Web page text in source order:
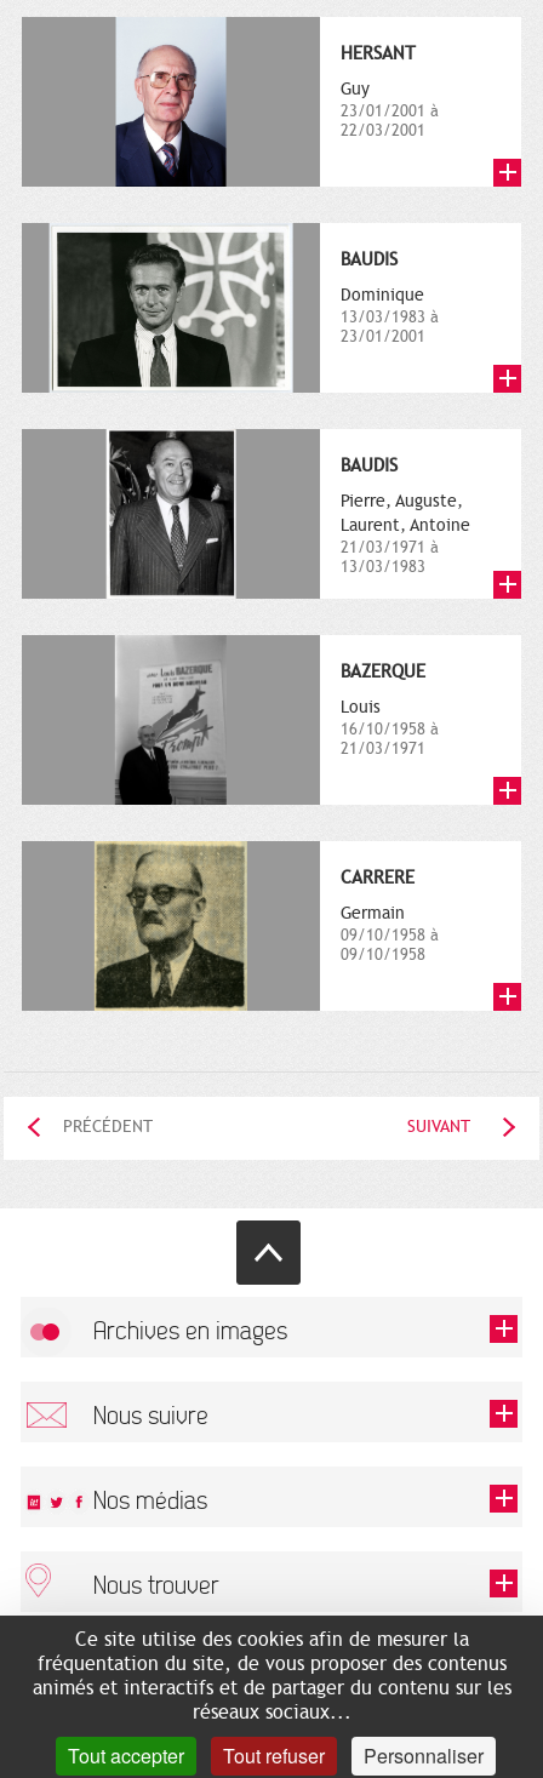
HERSANT
Guy
23/01/2001 à
22/03/2001
BAUDIS
Dominique
13/03/1983 à
23/01/2001
BAUDIS
Pierre, Auguste,
Laurent, Antoine
21/03/1971 à
13/03/1983
BAZERQUE
Louis
16/10/1958 à
21/03/1971
CARRERE
Germain
09/10/1958 à
09/10/1958
PRÉCÉDENT SUIVANT
Archives en images
Nous suivre
Ce champ est exigé.
Nos médias
Nous trouver
ARCHIVES MUNICIPALES
2 rue des Archives
Accès mobilité réduite :
7 avenue de Bellevue
RECHERCHES GÉNÉALOGIQUES
NOUS CONNAÎTRE
SERVICE ÉDUCATIF
LES ARCHIVES EN LIGNE
HISTOIRE DE TOULOUSE
Ce site utilise des cookies afin de mesurer la
fréquentation du site, de vous proposer des contenus
animés et interactifs et de partager du contenu sur les
réseaux sociaux...
Tout accepter Tout refuser Personnaliser